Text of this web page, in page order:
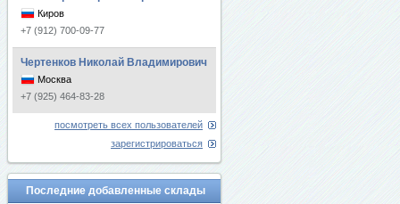
Киров
+7 (912) 700-09-77
Чертенков Николай Владимирович
Москва
+7 (925) 464-83-28
посмотреть всех пользователей
зарегистрироваться
Последние добавленные склады